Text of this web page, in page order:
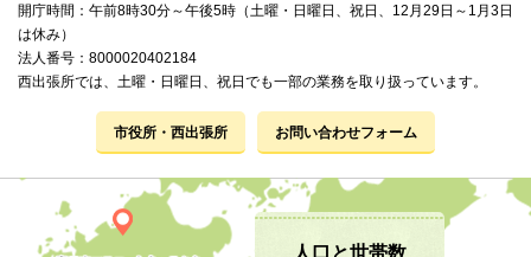
開庁時間：午前8時30分～午後5時（土曜・日曜日、祝日、12月29日～1月3日
は休み）
法人番号：8000020402184
西出張所では、土曜・日曜日、祝日でも一部の業務を取り扱っています。
市役所・西出張所 お問い合わせフォーム
人口と世帯数